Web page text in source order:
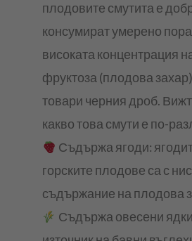
плодовите смутита е
консумират умерено
високата концентрация
фруктоза (плодова
товари черния дроб.
какво това смути е по-
Съдържа ягоди:
горските плодове са с
съдържание на плодова
Съдържа овесени